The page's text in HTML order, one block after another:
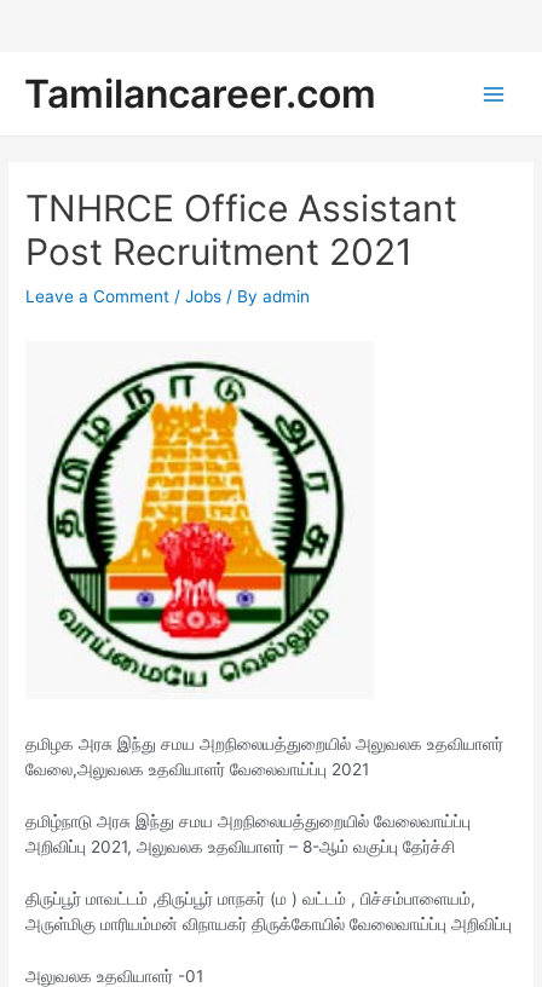
content
Tamilancareer.com
TNHRCE Office Assistant
Post Recruitment 2021
Leave a Comment /Jobs / Byadmin
தமிழக அரசு இந்து சமய அறநிலையத்துறையில் அலுவலக உதவியாளர்
வேலை,அலுவலக உதவியாளர் வேலைவாய்ப்பு 2021
தமிழ்நாடு அரசு இந்து சமய அறநிலையத்துறையில் வேலைவாய்ப்பு
அறிவிப்பு 2021, அலுவலக உதவியாளர் – 8-ஆம் வகுப்பு தேர்ச்சி
திருப்பூர் மாவட்டம் ,திருப்பூர் மாநகர் (ம ) வட்டம் , பிச்சம்பாளையம்,
அருள்மிகு மாரியம்மன் விநாயகர் திருக்கோயில் வேலைவாய்ப்பு அறிவிப்பு
அலுவலக உதவியாளர் -01